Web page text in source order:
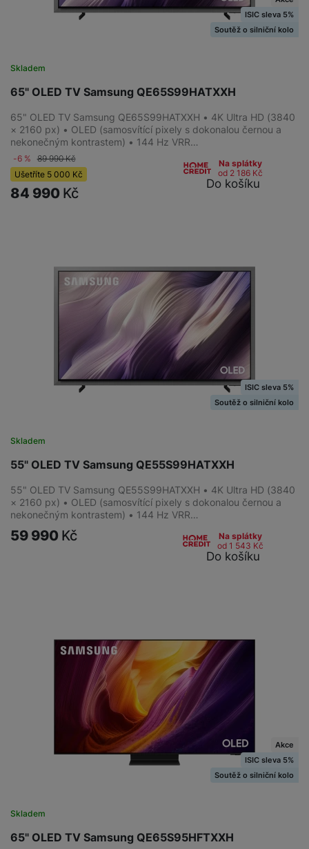
65" OLED TV Samsung QE65S99HATXXH
Skladem
ISIC sleva 5%
Soutěž o silniční kolo
65" OLED TV Samsung QE65S99HATXXH • 4K Ultra HD (3840
× 2160 px) • OLED (samosvítící pixely s dokonalou černou a
nekonečným kontrastem) • 144 Hz VRR…
-6 % 89 990Kč
Ušetříte 5 000 Kč
84 990 Kč
Na splátky
od 2 186 Kč
Do košíku
55" OLED TV Samsung QE55S99HATXXH
Skladem
ISIC sleva 5%
Soutěž o silniční kolo
55" OLED TV Samsung QE55S99HATXXH • 4K Ultra HD (3840
× 2160 px) • OLED (samosvítící pixely s dokonalou černou a
nekonečným kontrastem) • 144 Hz VRR…
59 990 Kč
Na splátky
od 1 543 Kč
Do košíku
65" OLED TV Samsung QE65S95HFTXXH
Skladem
Akce
ISIC sleva 5%
Soutěž o silniční kolo